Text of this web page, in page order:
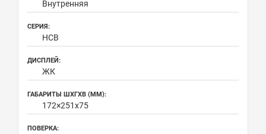
Внутренняя
СЕРИЯ:
HCB
ДИСПЛЕЙ:
ЖК
ГАБАРИТЫ ШХГХВ (ММ):
172×251х75
ПОВЕРКА: